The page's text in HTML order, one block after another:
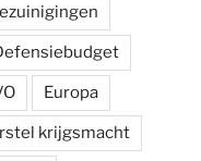
Europa
krijgsmacht